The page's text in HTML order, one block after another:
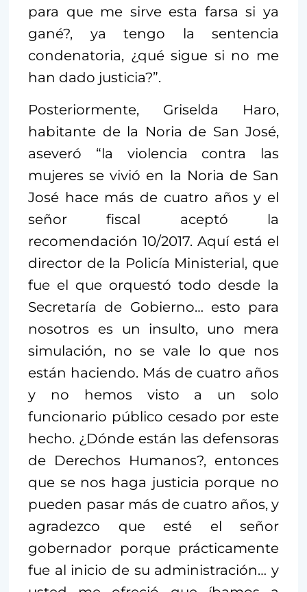
para que me sirve esta farsa si ya
gané?, ya tengo la sentencia
condenatoria, ¿qué sigue si no me
han dado justicia?”.
Posteriormente, Griselda Haro,
habitante de la Noria de San José,
aseveró “la violencia contra las
mujeres se vivió en la Noria de San
José hace más de cuatro años y el
señor fiscal aceptó la
recomendación 10/2017. Aquí está el
director de la Policía Ministerial, que
fue el que orquestó todo desde la
Secretaría de Gobierno… esto para
nosotros es un insulto, uno mera
simulación, no se vale lo que nos
están haciendo. Más de cuatro años
y no hemos visto a un solo
funcionario público cesado por este
hecho. ¿Dónde están las defensoras
de Derechos Humanos?, entonces
que se nos haga justicia porque no
pueden pasar más de cuatro años, y
agradezco que esté el señor
gobernador porque prácticamente
fue al inicio de su administración… y